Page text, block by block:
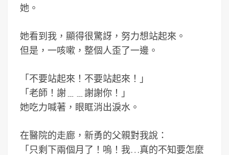
她。
她看到我，顯得很驚訝，努力想站起來。
但是，一咳嗽，整個人歪了一邊。
「不要站起來！不要站起來！」
「老師！謝﹍﹍謝謝你！」
她吃力喊著，眼眶消出淚水。
在醫院的走廊，新勇的父親對我說：
「只剩下兩個月了！嗚！我…真的不知要怎麼